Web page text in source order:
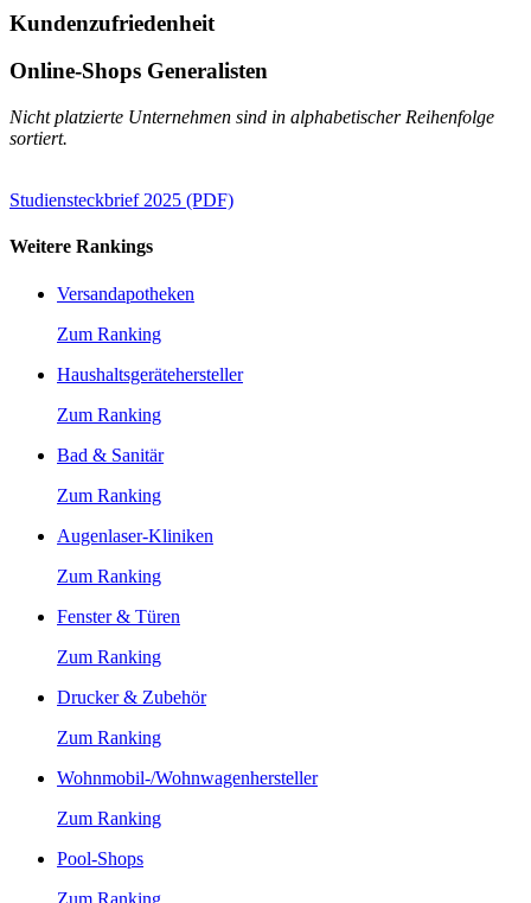
Kundenzufriedenheit
Online-Shops Generalisten
Nicht platzierte Unternehmen sind in alphabetischer Reihenfolge
sortiert.
Studiensteckbrief 2025 (PDF)
Weitere Rankings
Versandapotheken
Zum Ranking
Haushaltsgerätehersteller
Zum Ranking
Bad & Sanitär
Zum Ranking
Augenlaser-Kliniken
Zum Ranking
Fenster & Türen
Zum Ranking
Drucker & Zubehör
Zum Ranking
Wohnmobil-/Wohnwagenhersteller
Zum Ranking
Pool-Shops
Zum Ranking